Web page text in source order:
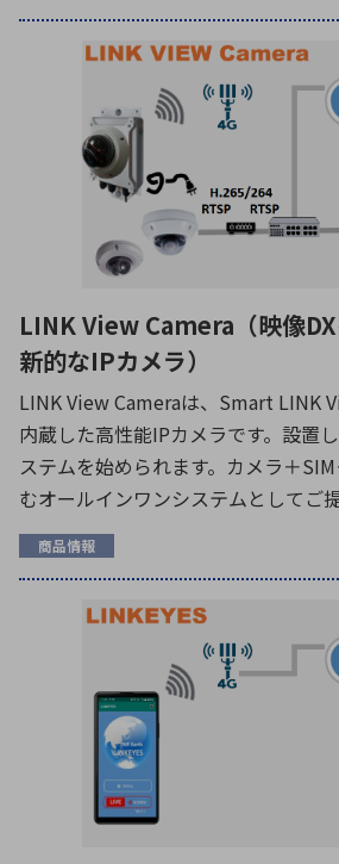
LINK View Camera（映像
新的なIPカメラ）
LINK View Cameraは、Smart LINK
内蔵した高性能IPカメラです。設置
ステムを始められます。カメラ＋
むオールインワンシステムとしてご
商品情報